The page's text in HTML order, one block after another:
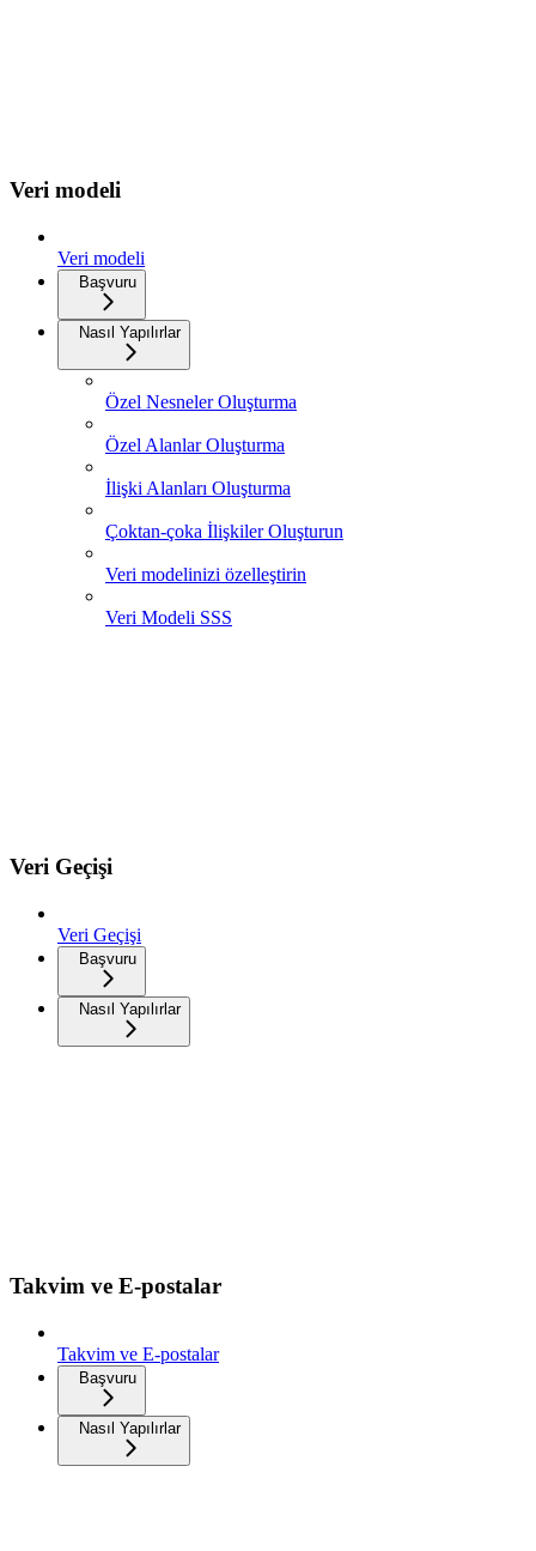
Veri modeli
Veri modeli
Başvuru
Nasıl Yapılırlar
Özel Nesneler Oluşturma
Özel Alanlar Oluşturma
İlişki Alanları Oluşturma
Çoktan-çoka İlişkiler Oluşturun
Veri modelinizi özelleştirin
Veri Modeli SSS
Veri Geçişi
Veri Geçişi
Başvuru
Nasıl Yapılırlar
Takvim ve E-postalar
Takvim ve E-postalar
Başvuru
Nasıl Yapılırlar